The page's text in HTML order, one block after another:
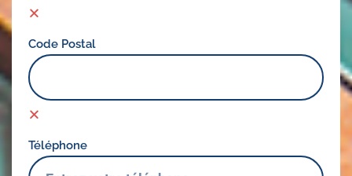
Code Postal
Téléphone